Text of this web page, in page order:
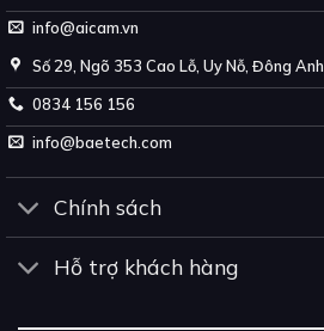
info@aicam.vn
Số 29, Ngõ 353 Cao Lỗ, Uy Nỗ, Đông
0834 156 156
info@baetech.com
Chính sách
Hỗ trợ khách hàng